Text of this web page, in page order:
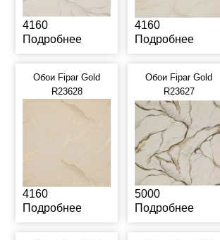
4160
Подробнее
4160
Подробнее
Обои Fipar Gold
R23628
4160
Подробнее
Обои Fipar Gold
R23627
5000
Подробнее